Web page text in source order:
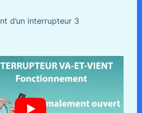
d’un interrupteur 3